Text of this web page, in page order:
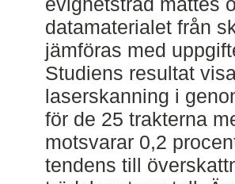
datamaterialet från
jämföras med
Studiens resultat
laserskanning i
för de 25 trakterna
motsvarar 0,2
tendens till